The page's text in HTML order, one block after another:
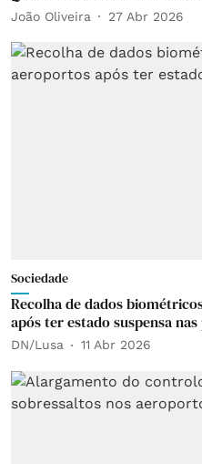
João Oliveira 27 Abr 2026
Sociedade
Recolha de dados
após ter estado suspensa
DN/Lusa 11 Abr 2026